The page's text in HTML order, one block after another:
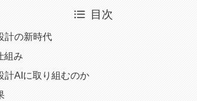
目次
計の新時代
組み
計AIに取り組むのか